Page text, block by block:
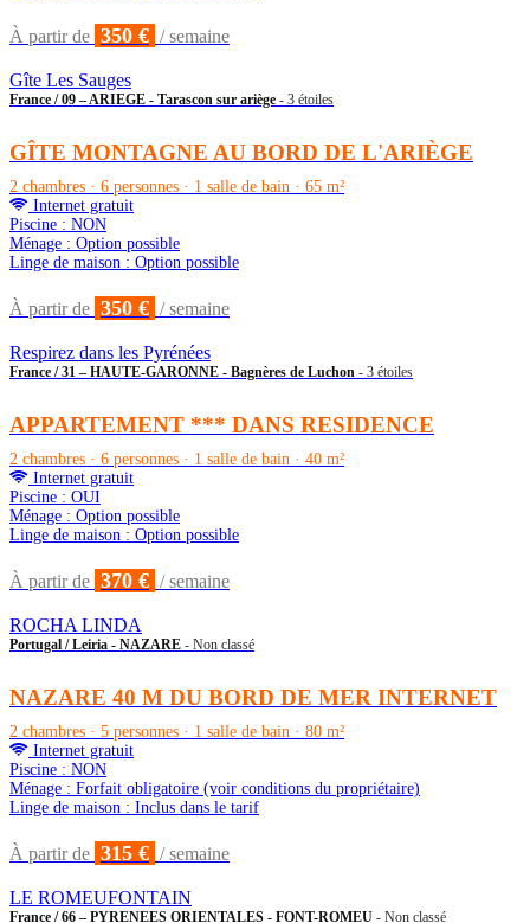
À partir de 350 € / semaine
Gîte Les Sauges
France / 09 – ARIEGE - Tarascon sur ariège - 3 étoiles
GÎTE MONTAGNE AU BORD DE L'ARIÈGE
2 chambres · 6 personnes · 1 salle de bain · 65 m²
Internet gratuit
Piscine : NON
Ménage : Option possible
Linge de maison : Option possible
À partir de 350 € / semaine
Respirez dans les Pyrénées
France / 31 – HAUTE-GARONNE - Bagnères de Luchon - 3 étoiles
APPARTEMENT *** DANS RESIDENCE
2 chambres · 6 personnes · 1 salle de bain · 40 m²
Internet gratuit
Piscine : OUI
Ménage : Option possible
Linge de maison : Option possible
À partir de 370 € / semaine
ROCHA LINDA
Portugal / Leiria - NAZARE - Non classé
NAZARE 40 M DU BORD DE MER INTERNET
2 chambres · 5 personnes · 1 salle de bain · 80 m²
Internet gratuit
Piscine : NON
Ménage : Forfait obligatoire (voir conditions du propriétaire)
Linge de maison : Inclus dans le tarif
À partir de 315 € / semaine
LE ROMEUFONTAIN
France / 66 – PYRENEES ORIENTALES - FONT-ROMEU - Non classé